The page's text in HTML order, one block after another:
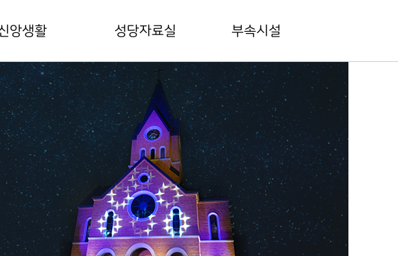
앙생활
미사안내
예비신자안내
혼배안내
장례안내
성당자료실
본당 간행물
전례상식
범어공동체양식
평신도협의회
성경대학
꾸리아협의회
제대회
구홈페이지
부속시설
드망즈홀
드망즈 갤러리
마리아유치원
상가안내
주차장안내